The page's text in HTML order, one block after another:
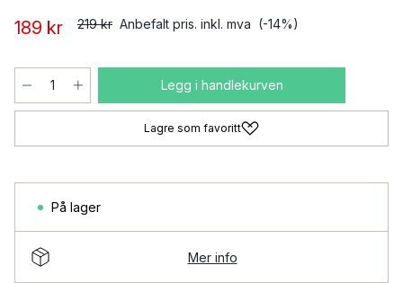
189 kr 219 kr Anbefalt pris. inkl. mva (-14%)
Legg i handlekurven
Lagre som favoritt
På lager
Mer info